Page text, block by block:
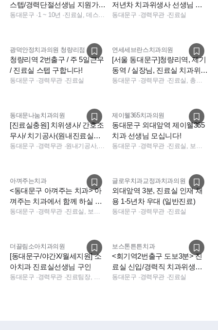
스텝/경력단절선생님 지원가능
[연세휴치과 청량리]
동대문구 ·1 ~ 10년 · 진료실, 데스크, 상담
저년차 치과위생사 선생님 구
인합니다.
동대문구 ·경력무관 ·진료실
광덕안정치과의원 청량리점
청량리역 2번출구 / 주 5일근무
/ 진료실 스텝 구합니다!
동대문구 ·경력무관 ·진료실
연세세브란스치과의원
[서울 동대문구]청량리역, 제기
동역 / 실장님, 진료실 치과위생
사 함께하실 선생님 모십니다
동대문구 ·경력무관 · 진료실, 총괄실장, 실장, 데스크, 보험청구, 상담
동대문나눔치과의원
[진료실충원] 치위생사/ 간호조
무사/ 치기공사(원내진료실근
무)/주5일/ 나이무관
동대문구 ·경력무관 · 원내기공사, 진료실, 진료실
제이웰365치과의원
동대문구 외대앞역 제이웰365
치과 선생님 모십니다!
동대문구 ·경력무관 · 진료실, 보험청구, 상담, 실장, 수술실, 진료실
아껴주는치과
<동대문구 아껴주는 치과> 아
껴주는 치과에서 함께 하실 치
위생사 선생님 모집합니다
동대문구 ·경력무관 · 진료실, 보험청구
글로우치과교정과치과의원
외대앞역 3분, 진료실 인재 채
용 1-5년차 우대 (일반진료)
동대문구 ·경력무관 ·진료실
더끌림소아치과의원
[동대문구/야간X/월세지원] 소
아치과 진료실선생님 구인
동대문구 ·경력무관 · 진료팀장, 실장, 진료실, 진료실
보스톤튼튼치과
<회기역2번출구 도보3분> 진
료실 신입/경력직 치과위생사
구인합니다.
동대문구 ·경력무관 ·진료실